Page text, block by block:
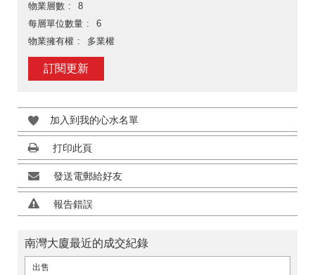
物業層數
8
每層單位數量
6
物業擁有權
多業權
訂閱更新
加入到我的心水名單
打印此頁
發送電郵給好友
報告錯誤
南灣大廈最近的成交紀錄
出售